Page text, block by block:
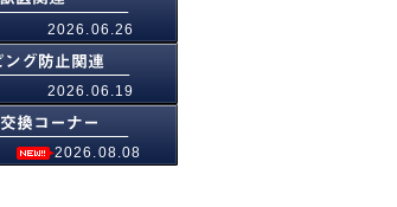
2026.06.26
2026.06.19
2026.08.08